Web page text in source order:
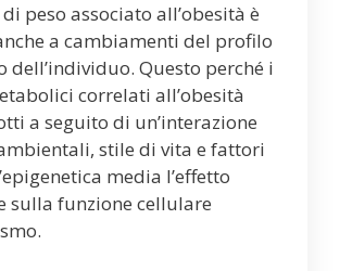
di peso associato all’obesità è
a cambiamenti del profilo
dell’individuo. Questo perché i
correlati all’obesità
a seguito di un’interazione
stile di vita e fattori
media l’effetto
sulla funzione cellulare